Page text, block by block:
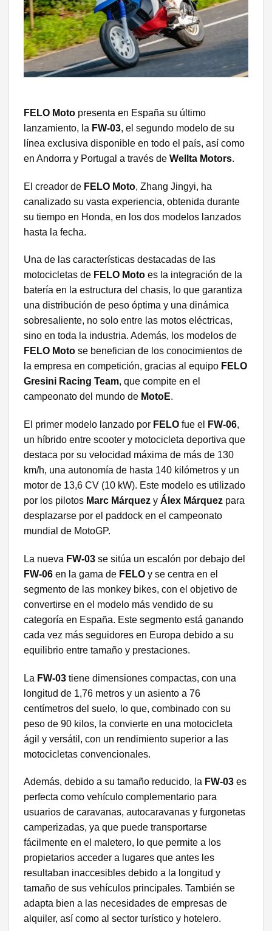
FELO Moto presenta en España su último
lanzamiento, la FW-03, el segundo modelo de su
línea exclusiva disponible en todo el país, así como
en Andorra y Portugal a través de Wellta Motors.
El creador de FELO Moto, Zhang Jingyi, ha
canalizado su vasta experiencia, obtenida durante
su tiempo en Honda, en los dos modelos lanzados
hasta la fecha.
Una de las características destacadas de las
motocicletas de FELO Moto es la integración de la
batería en la estructura del chasis, lo que garantiza
una distribución de peso óptima y una dinámica
sobresaliente, no solo entre las motos eléctricas,
sino en toda la industria. Además, los modelos de
FELO Moto se benefician de los conocimientos de
la empresa en competición, gracias al equipo FELO
Gresini Racing Team, que compite en el
campeonato del mundo de MotoE.
El primer modelo lanzado por FELO fue el FW-06,
un híbrido entre scooter y motocicleta deportiva que
destaca por su velocidad máxima de más de 130
km/h, una autonomía de hasta 140 kilómetros y un
motor de 13,6 CV (10 kW). Este modelo es utilizado
por los pilotos Marc Márquez y Álex Márquez para
desplazarse por el paddock en el campeonato
mundial de MotoGP.
La nueva FW-03 se sitúa un escalón por debajo del
FW-06 en la gama de FELO y se centra en el
segmento de las monkey bikes, con el objetivo de
convertirse en el modelo más vendido de su
categoría en España. Este segmento está ganando
cada vez más seguidores en Europa debido a su
equilibrio entre tamaño y prestaciones.
La FW-03 tiene dimensiones compactas, con una
longitud de 1,76 metros y un asiento a 76
centímetros del suelo, lo que, combinado con su
peso de 90 kilos, la convierte en una motocicleta
ágil y versátil, con un rendimiento superior a las
motocicletas convencionales.
Además, debido a su tamaño reducido, la FW-03 es
perfecta como vehículo complementario para
usuarios de caravanas, autocaravanas y furgonetas
camperizadas, ya que puede transportarse
fácilmente en el maletero, lo que permite a los
propietarios acceder a lugares que antes les
resultaban inaccesibles debido a la longitud y
tamaño de sus vehículos principales. También se
adapta bien a las necesidades de empresas de
alquiler, así como al sector turístico y hotelero.